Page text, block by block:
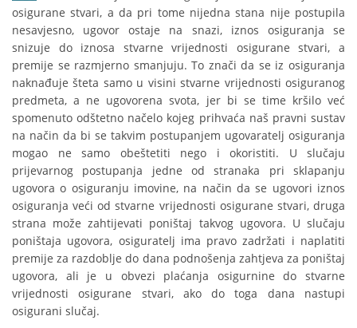
osigurane stvari, a da pri tome nijedna stana nije postupila
nesavjesno, ugovor ostaje na snazi, iznos osiguranja se
snizuje do iznosa stvarne vrijednosti osigurane stvari, a
premije se razmjerno smanjuju. To znači da se iz osiguranja
naknađuje šteta samo u visini stvarne vrijednosti osiguranog
predmeta, a ne ugovorena svota, jer bi se time kršilo već
spomenuto odštetno načelo kojeg prihvaća naš pravni sustav
na način da bi se takvim postupanjem ugovaratelj osiguranja
mogao ne samo obeštetiti nego i okoristiti. U slučaju
prijevarnog postupanja jedne od stranaka pri sklapanju
ugovora o osiguranju imovine, na način da se ugovori iznos
osiguranja veći od stvarne vrijednosti osigurane stvari, druga
strana može zahtijevati poništaj takvog ugovora. U slučaju
poništaja ugovora, osiguratelj ima pravo zadržati i naplatiti
premije za razdoblje do dana podnošenja zahtjeva za poništaj
ugovora, ali je u obvezi plaćanja osigurnine do stvarne
vrijednosti osigurane stvari, ako do toga dana nastupi
osigurani slučaj.